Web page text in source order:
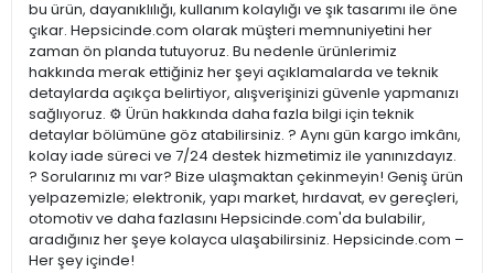
bu ürün, dayanıklılığı, kullanım kolaylığı ve şık tasarımı ile öne
çıkar. Hepsicinde.com olarak müşteri memnuniyetini her
zaman ön planda tutuyoruz. Bu nedenle ürünlerimiz
hakkında merak ettiğiniz her şeyi açıklamalarda ve teknik
detaylarda açıkça belirtiyor, alışverişinizi güvenle yapmanızı
sağlıyoruz. ⚙️ Ürün hakkında daha fazla bilgi için teknik
detaylar bölümüne göz atabilirsiniz. ? Aynı gün kargo imkânı,
kolay iade süreci ve 7/24 destek hizmetimiz ile yanınızdayız.
? Sorularınız mı var? Bize ulaşmaktan çekinmeyin! Geniş ürün
yelpazemizle; elektronik, yapı market, hırdavat, ev gereçleri,
otomotiv ve daha fazlasını Hepsicinde.com'da bulabilir,
aradığınız her şeye kolayca ulaşabilirsiniz. Hepsicinde.com –
Her şey içinde!